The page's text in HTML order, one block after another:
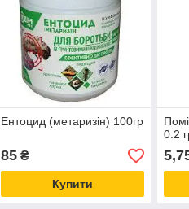
Ентоцид (метаризін) 100гр
85₴
Купити
0.2